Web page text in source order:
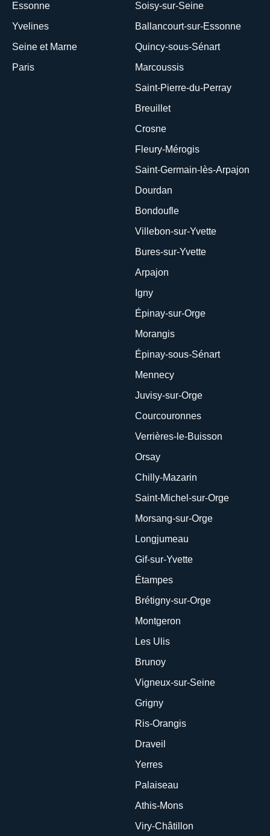
Essonne
Yvelines
Seine et Marne
Paris
Soisy-sur-Seine
Ballancourt-sur-Essonne
Quincy-sous-Sénart
Marcoussis
Saint-Pierre-du-Perray
Breuillet
Crosne
Fleury-Mérogis
Saint-Germain-lès-Arpajon
Dourdan
Bondoufle
Villebon-sur-Yvette
Bures-sur-Yvette
Arpajon
Igny
Épinay-sur-Orge
Morangis
Épinay-sous-Sénart
Mennecy
Juvisy-sur-Orge
Courcouronnes
Verrières-le-Buisson
Orsay
Chilly-Mazarin
Saint-Michel-sur-Orge
Morsang-sur-Orge
Longjumeau
Gif-sur-Yvette
Étampes
Brétigny-sur-Orge
Montgeron
Les Ulis
Brunoy
Vigneux-sur-Seine
Grigny
Ris-Orangis
Draveil
Yerres
Palaiseau
Athis-Mons
Viry-Châtillon